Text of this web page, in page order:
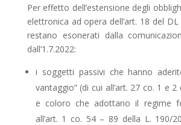
Per effetto dell’estensione degli
elettronica ad opera dell’art. 18 del DL
restano esonerati dalla
dall’1.7.2022:
i soggetti passivi che hanno
vantaggio” (di cui all’art. 27 co. 1 e
e coloro che adottano il regime
all’art. 1 co. 54 – 89 della L. 190/